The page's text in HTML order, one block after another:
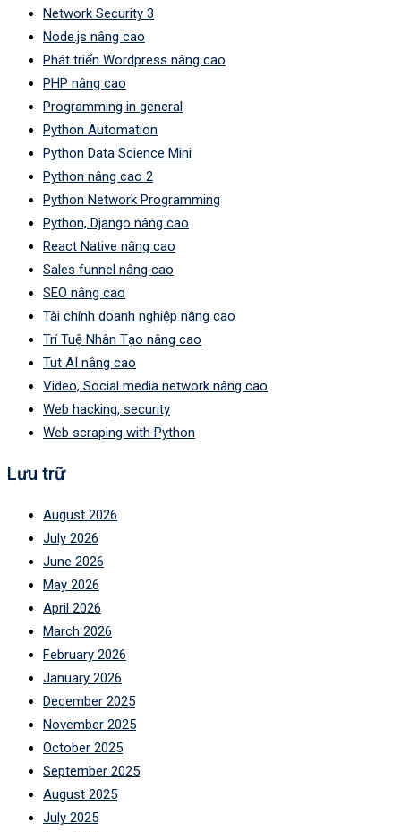
Network Security 3
Node.js nâng cao
Phát triển Wordpress nâng cao
PHP nâng cao
Programming in general
Python Automation
Python Data Science Mini
Python nâng cao 2
Python Network Programming
Python, Django nâng cao
React Native nâng cao
Sales funnel nâng cao
SEO nâng cao
Tài chính doanh nghiệp nâng cao
Trí Tuệ Nhân Tạo nâng cao
Tut AI nâng cao
Video, Social media network nâng cao
Web hacking, security
Web scraping with Python
Lưu trữ
August 2026
July 2026
June 2026
May 2026
April 2026
March 2026
February 2026
January 2026
December 2025
November 2025
October 2025
September 2025
August 2025
July 2025